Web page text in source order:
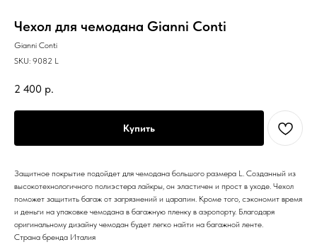
Чехол для чемодана Gianni Conti
Gianni Conti
SKU: 9082 L
2 400 р.
Купить
Защитное покрытие подойдет для чемодана большого размера L. Созданный из
высокотехнологичного полиэстера лайкры, он эластичен и прост в уходе. Чехол
поможет защитить багаж от загрязнений и царапин. Кроме того, сэкономит время
и деньги на упаковке чемодана в багажную пленку в аэропорту. Благодаря
оригинальному дизайну чемодан будет легко найти на багажной ленте.
Страна бренда Италия